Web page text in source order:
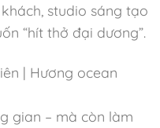
studio sáng tạo
“hít thở đại dương”.
| Hương ocean
gian – mà còn làm